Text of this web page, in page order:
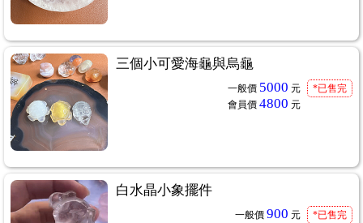
三個小可愛海龜與烏龜
一般價 5000 元
會員價 4800 元
*已售完
白水晶小象擺件
一般價 900 元
*已售完